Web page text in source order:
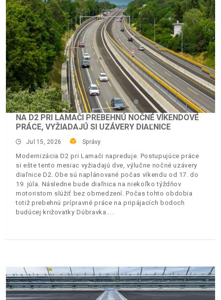
NA D2 PRI LAMAČI PREBEHNÚ NOČNÉ VÍKENDOVÉ
PRÁCE, VYŽIADAJÚ SI UZÁVERY DIAĽNICE
Jul 15, 2026 Správy
Modernizácia D2 pri Lamači napreduje. Postupujúce práce
si ešte tento mesiac vyžiadajú dve, výlučne nočné uzávery
diaľnice D2. Obe sú naplánované počas víkendu od 17. do
19. júla. Následne bude diaľnica na niekoľko týždňov
motoristom slúžiť bez obmedzení. Počas tohto obdobia
totiž prebehnú prípravné práce na pripájacích bodoch
budúcej križovatky Dúbravka.